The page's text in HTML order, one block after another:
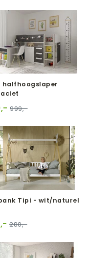
halfhoogslaper
999,-
Tipi - wit/naturel
280,-